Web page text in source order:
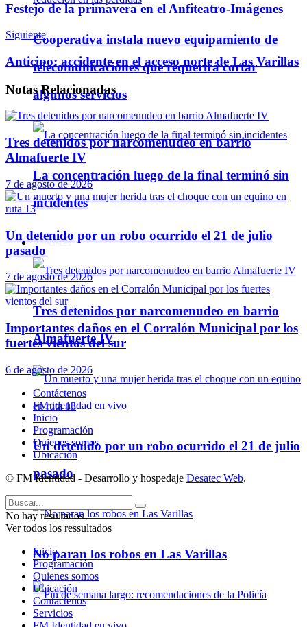
Cooperativa instala nuevo equipamiento de
telecomunicaciones que requerirá cortar
algunos servicios
La concentración luego de la final terminó sin
incidentes
Policiales
Tres detenidos por narcomenudeo en barrio
Almafuerte IV
Un detenido por un robo ocurrido el 21 de julio
pasado
No paran los robos en Las Varillas
Festejo de la primavera en el Anfiteatro-Imágenes
Siguiente
Anticipo: accidente en el acceso norte de Las Varillas
NotasRelacionadas
Tres detenidos por narcomenudeo en barrio
Almafuerte IV
7 de agosto de 2026
Un detenido por un robo ocurrido el 21 de julio
pasado
7 de agosto de 2026
Importantes daños en el Corralón Municipal por los
fuertes vientos del sur
6 de agosto de 2026
Contáctenos
FM Identidad en vivo
Inicio
Programación
Quienes somos
Ubicación
© FM Identidad - Desarrollo y hospedaje Desatec Web.
No hay resultados.
Ver todos los ressultados
Inicio
Programación
Quienes somos
Ubicación
Contáctenos
Servicios